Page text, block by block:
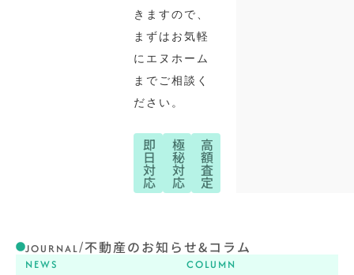
きますので、
まずはお気軽
にエヌホーム
までご相談く
ださい。
即
日
対
応
極
秘
対
応
高
額
査
定
JOURNAL/不動産のお知らせ&コラム
NEWS
COLUMN